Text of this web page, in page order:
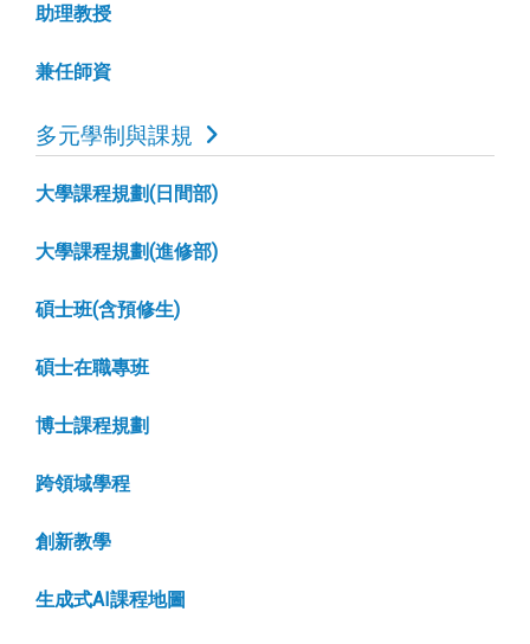
助理教授
兼任師資
多元學制與課規
大學課程規劃(日間部)
大學課程規劃(進修部)
碩士班(含預修生)
碩士在職專班
博士課程規劃
跨領域學程
創新教學
生成式AI課程地圖